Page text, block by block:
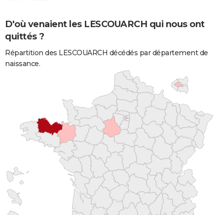
D'où venaient les LESCOUARCH qui nous ont
quittés ?
Répartition des LESCOUARCH décédés par département de
naissance.